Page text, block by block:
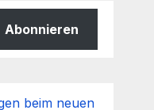
Abonnieren